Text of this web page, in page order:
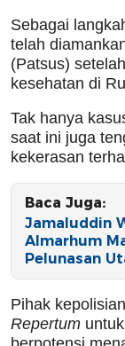
Sebagai
telah
(Patsus)
kesehatan di
Tak hanya
saat ini juga
kekerasan
Baca Juga:
Jamaluddin
Almarhum
Pelunasan
Pihak
Repertum